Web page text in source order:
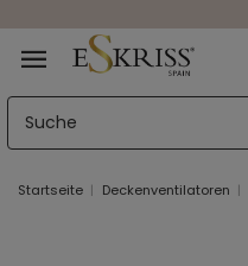
Startseite Deckenventilatoren